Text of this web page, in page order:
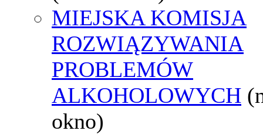
MIEJSKA KOMISJA
ROZWIĄZYWANIA
PROBLEMÓW
ALKOHOLOWYCH
okno)